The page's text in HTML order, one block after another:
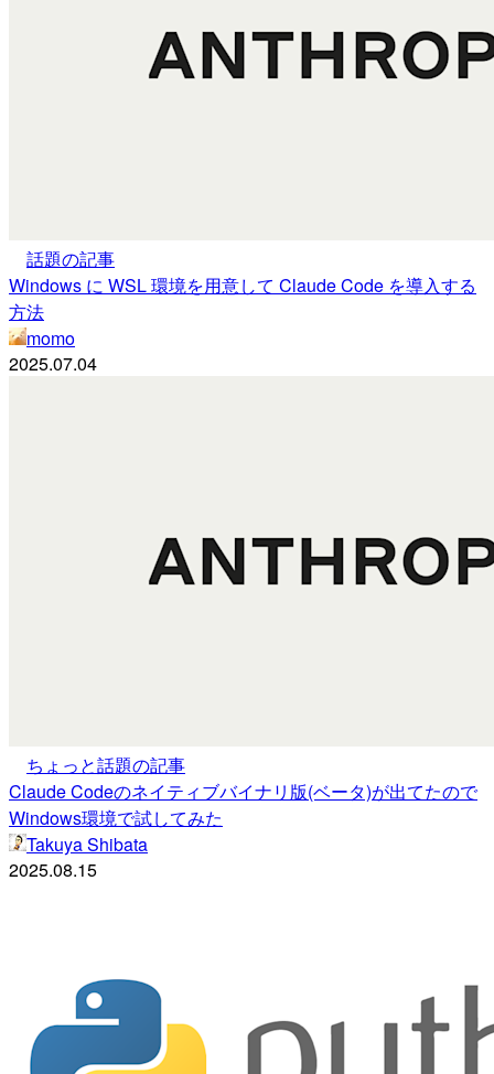
話題の記事
Windows に WSL 環境を用意して Claude Code を導入する
方法
momo
2025.07.04
ちょっと話題の記事
Claude Codeのネイティブバイナリ版(ベータ)が出てたので
Windows環境で試してみた
Takuya Shibata
2025.08.15